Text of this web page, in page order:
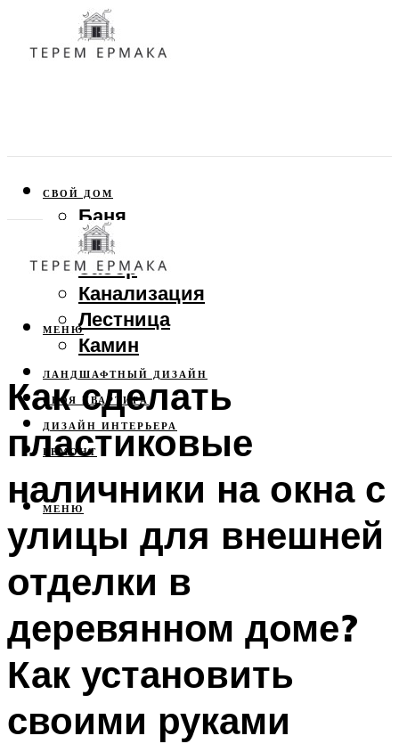
СВОЙ ДОМ
Баня
Веранда
Забор
Канализация
Лестница
Камин
ЛАНДШАФТНЫЙ ДИЗАЙН
СВОЯ КВАРТИРА
ДИЗАЙН ИНТЕРЬЕРА
РЕМОНТ
МЕНЮ
МЕНЮ
Как сделать
пластиковые
наличники на окна с
улицы для внешней
отделки в
деревянном доме?
Как установить
своими руками